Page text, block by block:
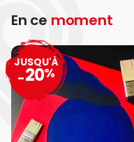
En ce moment
JUSQU'À
-20%